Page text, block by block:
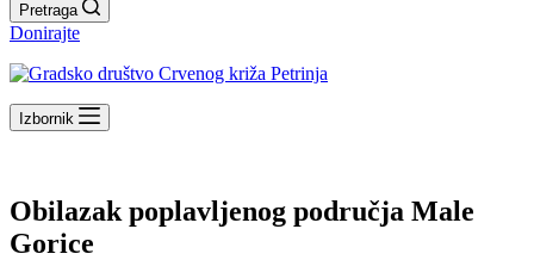
Pretraga
Donirajte
Izbornik
Obilazak poplavljenog područja Male
Gorice